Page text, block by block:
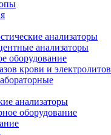
анализаторы
анализаторы
оборудование
крови и электролитов
анализаторы
оборудование